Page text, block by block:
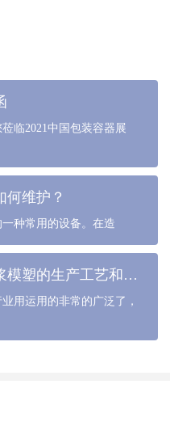
临2021中国包装容器展
何维护？
种常用的设备。在造
纸浆模塑产品是什么，纸浆模塑的生产工艺和流程是什么
运用的非常的广泛了，